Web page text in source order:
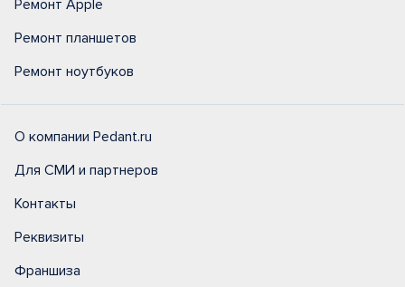
Ремонт Apple
Ремонт планшетов
Ремонт ноутбуков
О компании Pedant.ru
Для СМИ и партнеров
Контакты
Реквизиты
Франшиза